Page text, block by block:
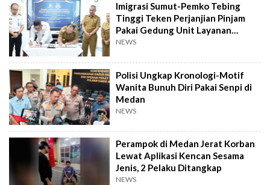
Imigrasi Sumut-Pemko Tebing
Tinggi Teken Perjanjian Pinjam
Pakai Gedung Unit Layanan
Paspor
NEWS
Polisi Ungkap Kronologi-Motif
Wanita Bunuh Diri Pakai Senpi di
Medan
NEWS
Perampok di Medan Jerat Korban
Lewat Aplikasi Kencan Sesama
Jenis, 2 Pelaku Ditangkap
NEWS